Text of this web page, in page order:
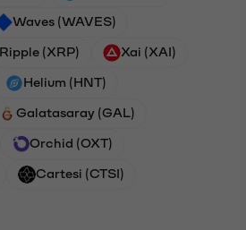
Waves (WAVES)
Ripple (XRP) Xai (XAI)
Helium (HNT)
Galatasaray (GAL)
Orchid (OXT)
Cartesi (CTSI)